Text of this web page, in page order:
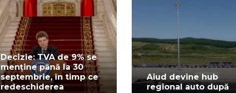
Decizie: TVA de 9% se
menține până la 30
septembrie, în timp ce
redeschiderea
Aiud devine hub
regional auto după